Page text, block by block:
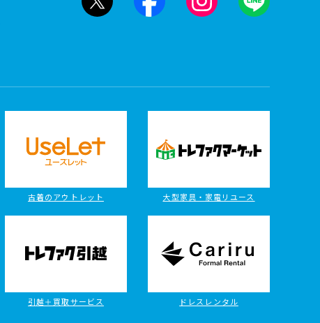
古着のアウトレット 大型家具・家電リユース
引越＋買取サービス ドレスレンタル